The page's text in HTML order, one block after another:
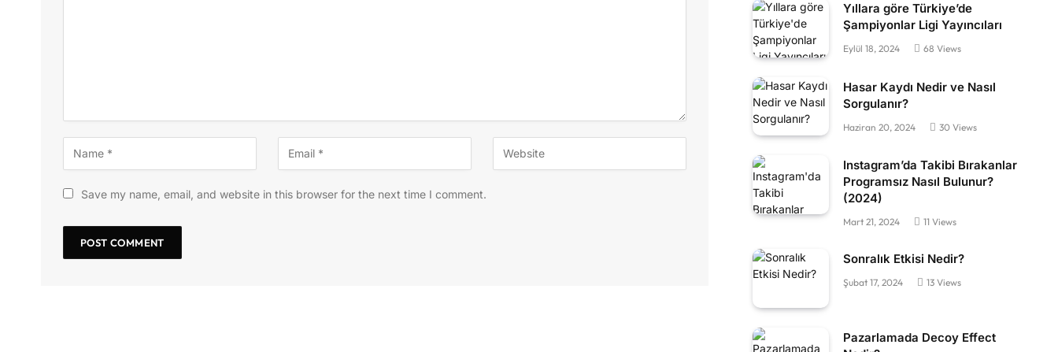
Save my name, email, and website in this browser for the next time I comment.
Yıllara göre Türkiye’de
Şampiyonlar Ligi Yayıncıları
Eylül 18, 2024 68 Views
Hasar Kaydı Nedir ve Nasıl
Sorgulanır?
Haziran 20, 2024 30 Views
Instagram’da Takibi Bırakanlar
Programsız Nasıl Bulunur?
(2024)
Mart 21, 2024 11 Views
Sonralık Etkisi Nedir?
Şubat 17, 2024 13 Views
Pazarlamada Decoy Effect